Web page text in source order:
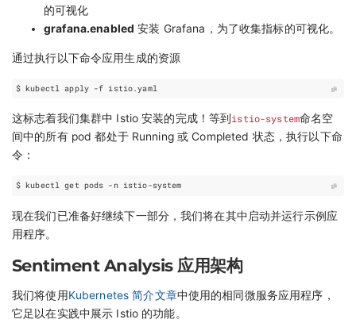
的可视化
grafana.enabled 安装 Grafana，为了收集指标的可视化。
通过执行以下命令应用生成的资源
$ kubectl apply -f istio.yaml
这标志着我们集群中 Istio 安装的完成！等到 istio-system命名空
间中的所有 pod 都处于 Running 或 Completed 状态，执行以下命
令：
现在我们已准备好继续下一部分，我们将在其中启动并运行示例应
用程序。
Sentiment Analysis 应用架构
我们将使用Kubernetes 简介文章中使用的相同微服务应用程序，
它足以在实践中展示 Istio 的功能。